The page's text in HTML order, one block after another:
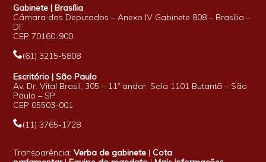
Gabinete | Brasília
Câmara dos Deputados – Anexo IV Gabinete 808 – Brasília –
DF
CEP 70160-900
(61) 3215-5808
Escritório | São Paulo
Av. Dr. Vital Brasil, 305 – 11º andar, Sala 1101 Butantã – São
Paulo – SP
CEP 05503-001
(11) 3765-1728
Transparência:Verba de gabinete |Cota